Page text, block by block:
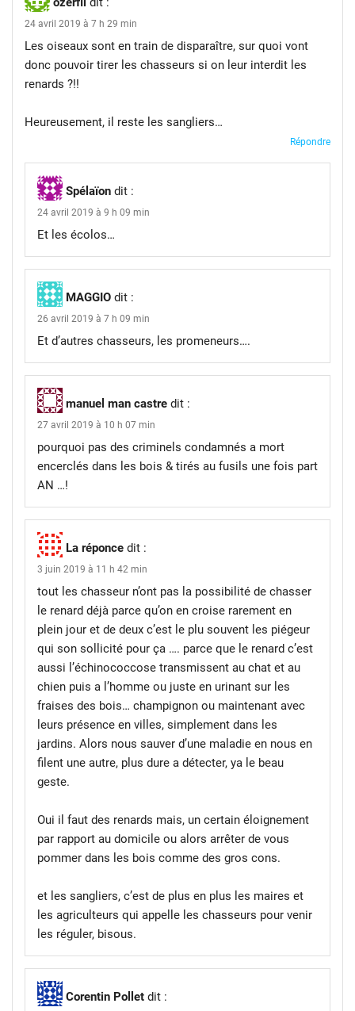
24 avril 2019 à 7 h 29 min
Les oiseaux sont en train de disparaître, sur quoi vont
donc pouvoir tirer les chasseurs si on leur interdit les
renards ?!!
Heureusement, il reste les sangliers…
Répondre
Spélaïon dit :
24 avril 2019 à 9 h 09 min
Et les écolos…
MAGGIO dit :
26 avril 2019 à 7 h 09 min
Et d’autres chasseurs, les promeneurs….
manuel man castre dit :
27 avril 2019 à 10 h 07 min
pourquoi pas des criminels condamnés a mort
encerclés dans les bois & tirés au fusils une fois part
AN …!
La réponce dit :
3 juin 2019 à 11 h 42 min
tout les chasseur n’ont pas la possibilité de chasser
le renard déjà parce qu’on en croise rarement en
plein jour et de deux c’est le plu souvent les piégeur
qui son sollicité pour ça …. parce que le renard c’est
aussi l’échinococcose transmissent au chat et au
chien puis a l’homme ou juste en urinant sur les
fraises des bois… champignon ou maintenant avec
leurs présence en villes, simplement dans les
jardins. Alors nous sauver d’une maladie en nous en
filent une autre, plus dure a détecter, ya le beau
geste.
Oui il faut des renards mais, un certain éloignement
par rapport au domicile ou alors arrêter de vous
pommer dans les bois comme des gros cons.
et les sangliers, c’est de plus en plus les maires et
les agriculteurs qui appelle les chasseurs pour venir
les réguler, bisous.
Corentin Pollet dit :